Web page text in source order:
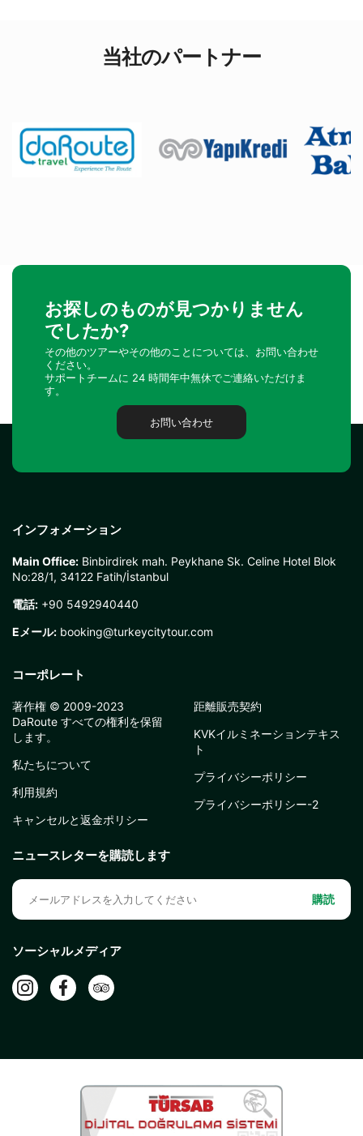
当社のパートナー
お探しのものが見つかりません
でしたか?
その他のツアーやその他のことについては、お問い合わせ
ください。
サポートチームに 24 時間年中無休でご連絡いただけま
す。
お問い合わせ
インフォメーション
Main Office: Binbirdirek mah. Peykhane Sk. Celine Hotel Blok
No:28/1, 34122 Fatih/İstanbul
電話: +90 5492940440
Eメール: booking@turkeycitytour.com
コーポレート
著作権 © 2009-2023
DaRoute すべての権利を保留
します。
私たちについて
利用規約
キャンセルと返金ポリシー
距離販売契約
KVKイルミネーションテキス
ト
プライバシーポリシー
プライバシーポリシー-2
ニュースレターを購読します
購読
ソーシャルメディア